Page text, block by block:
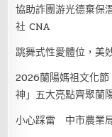
協助詐團游光德棄
社 CNA
跳舞式性愛體位，美
2026蘭陽媽祖文化
神」五大亮點齊聚蘭
小心踩雷 中市農業